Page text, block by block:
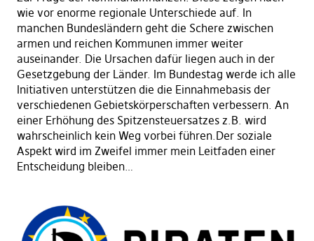
wie vor enorme regionale Unterschiede auf. In
manchen Bundesländern geht die Schere zwischen
armen und reichen Kommunen immer weiter
auseinander. Die Ursachen dafür liegen auch in der
Gesetzgebung der Länder. Im Bundestag werde ich alle
Initiativen unterstützen die die Einnahmebasis der
verschiedenen Gebietskörperschaften verbessern. An
einer Erhöhung des Spitzensteuersatzes z.B. wird
wahrscheinlich kein Weg vorbei führen.Der soziale
Aspekt wird im Zweifel immer mein Leitfaden einer
Entscheidung bleiben…